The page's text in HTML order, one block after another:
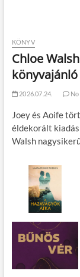
KÖNYV
Chloe
könyvajánló
2026.07.24. No
Joey és Aoife
éldekorált
Walsh